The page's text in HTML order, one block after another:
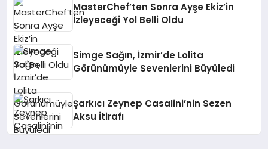
MasterChef’ten Sonra Ayşe Ekiz’in
İzleyeceği Yol Belli Oldu
Simge Sağın, İzmir’de Lolita
Görünümüyle Sevenlerini Büyüledi
Şarkıcı Zeynep Casalini’nin Sezen
Aksu İtirafı